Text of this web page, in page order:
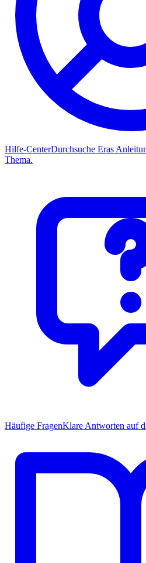
Hilfe-CenterDurchsuche Eras
Thema.
Häufige FragenKlare Antworten auf